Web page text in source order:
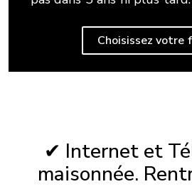
Choisissez votre
✔ Internet et
maisonnée.